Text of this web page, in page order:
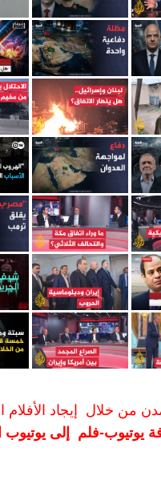
من خلال إيجاد الأفلام
يوتيوب-فلم إلى يوتيوب